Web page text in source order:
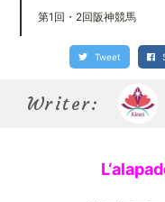
第1回・2回阪神競馬
Tweet
Writer: